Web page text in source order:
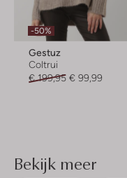
-50%
Gestuz
Coltrui
€ 199,95 € 99,99
Bekijk meer